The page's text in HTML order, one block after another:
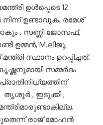
ഉള്‍പ്പെടെ 12
ഉണ്ടാവുക. രമേശ്
. സണ്ണി ജോസഫ്,
ഉമ്മന്‍, M.ലിജു,
സ്ഥാനം ഉറപ്പിച്ചത്.
സമ്മര്‍ദം
തൃശൂര്‍ , ഇടുക്കി ,
രാജ് മോഹന്‍